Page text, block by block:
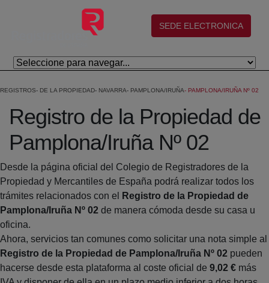
Skip to Main Content
(abre en nueva ventana)
SEDE ELECTRONICA
REGISTROS DE LA PROPIEDAD NAVARRA PAMPLONA/IRUÑA PAMPLONA/IRUÑA Nº 02
Registro de la Propiedad de
Pamplona/Iruña Nº 02
Desde la página oficial del Colegio de Registradores de la
Propiedad y Mercantiles de España podrá realizar todos los
trámites relacionados con el
Registro de la Propiedad de
Pamplona/Iruña Nº 02 de manera cómoda desde su casa u
oficina.
Ahora, servicios tan comunes como solicitar una nota simple al
Registro de la Propiedad de Pamplona/Iruña Nº 02 pueden
hacerse desde esta plataforma al coste oficial de 9,02 € más